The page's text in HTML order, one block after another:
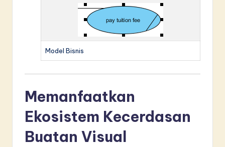
Model Bisnis
Memanfaatkan
Ekosistem Kecerdasan
Buatan Visual